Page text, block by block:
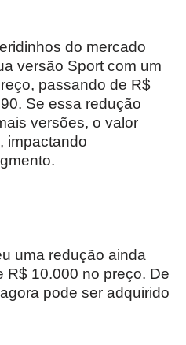
do mercado
versão Sport com um
passando de R$
Se essa redução
versões, o valor
impactando
uma redução ainda
R$ 10.000 no preço. De
pode ser adquirido